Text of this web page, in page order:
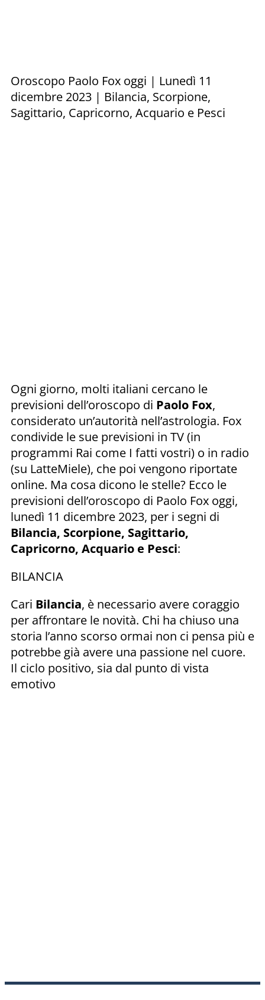
Oroscopo Paolo Fox oggi | Lunedì 11
dicembre 2023 | Bilancia, Scorpione,
Sagittario, Capricorno, Acquario e Pesci
Ogni giorno, molti italiani cercano le
previsioni dell’oroscopo di Paolo Fox,
considerato un’autorità nell’astrologia. Fox
condivide le sue previsioni in TV (in
programmi Rai come I fatti vostri) o in radio
(su LatteMiele), che poi vengono riportate
online. Ma cosa dicono le stelle? Ecco le
previsioni dell’oroscopo di Paolo Fox oggi,
lunedì 11 dicembre 2023, per i segni di
Bilancia, Scorpione, Sagittario,
Capricorno, Acquario e Pesci:
BILANCIA
Cari Bilancia, è necessario avere coraggio
per affrontare le novità. Chi ha chiuso una
storia l’anno scorso ormai non ci pensa più e
potrebbe già avere una passione nel cuore.
Il ciclo positivo, sia dal punto di vista
emotivo